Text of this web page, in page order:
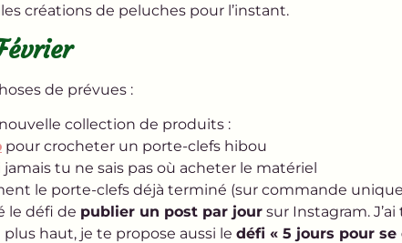
créations de peluches pour l’instant.
de prévues :
collection de produits :
pour crocheter un porte-clefs hibou
jamais tu ne sais pas où acheter le matériel
le porte-clefs déjà terminé (sur commande
le défi de publier un post par jour sur Instagram.
plus haut, je te propose aussi le défi « 5 jours pour se